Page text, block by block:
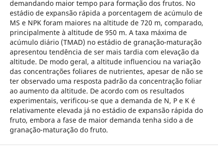
demandando maior tempo para formação dos frutos. No
estádio de expansão rápida a porcentagem de acúmulo de
MS e NPK foram maiores na altitude de 720 m, comparado,
principalmente à altitude de 950 m. A taxa máxima de
acúmulo diário (TMAD) no estádio de granação-maturação
apresentou tendência de ser mais tardia com elevação da
altitude. De modo geral, a altitude influenciou na variação
das concentrações foliares de nutrientes, apesar de não se
ter observado uma resposta padrão da concentração foliar
ao aumento da altitude. De acordo com os resultados
experimentais, verificou-se que a demanda de N, P e K é
relativamente elevada já no estádio de expansão rápida do
fruto, embora a fase de maior demanda tenha sido a de
granação-maturação do fruto.